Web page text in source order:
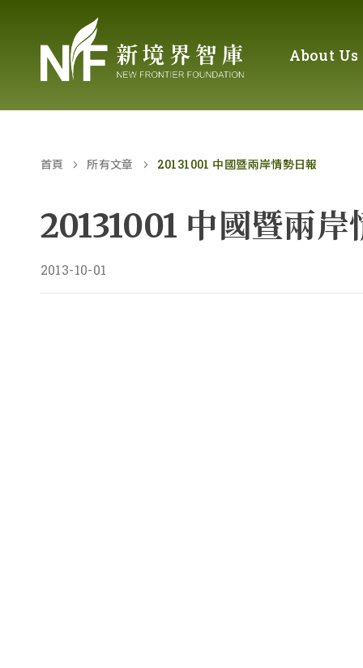
About Us
首頁 所有文章 20131001 中國暨兩岸情勢日報
20131001 中國暨兩岸
2013-10-01